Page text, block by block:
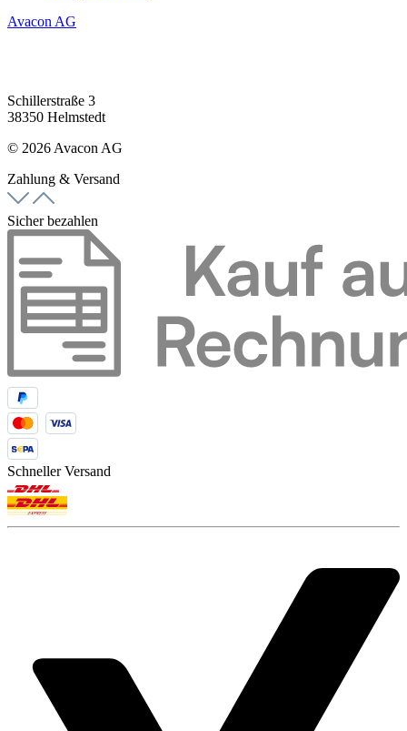
Avacon AG
Schillerstraße 3
38350 Helmstedt
© 2026 Avacon AG
Zahlung & Versand
Sicher bezahlen
Schneller Versand